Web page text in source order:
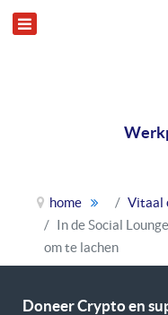
home
Vitaal
In de Social
om te lachen
Doneer Crypto en